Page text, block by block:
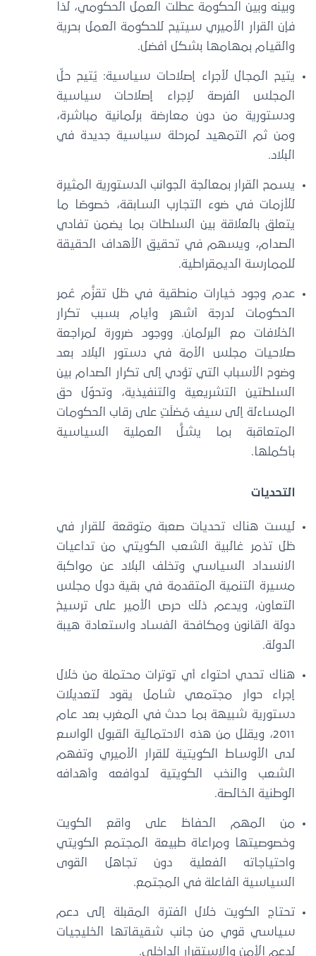
وبينه وبين الحكومة عطلت العمل الحكومي، لذا
فإن القرار الأميري سيتيح للحكومة العمل بحرية
والقيام بمهامها بشكل أفضل.
يتيح المجال لأجراء إصلاحات سياسية: يُتيح حلّ
المجلس الفرصة لإجراء إصلاحات سياسية
ودستورية من دون معارضة برلمانية مباشرة،
ومن ثم التمهيد لمرحلة سياسية جديدة في
البلاد.
يسمح القرار بمعالجة الجوانب الدستورية المثيرة
للأزمات في ضوء التجارب السابقة، خصوصًا ما
يتعلق بالعلاقة بين السلطات بما يضمن تفادي
الصدام، ويسهم في تحقيق الأهداف الحقيقة
للممارسة الديمقراطية.
عدم وجود خيارات منطقية في ظل تقزُّم عُمر
الحكومات لدرجة أشهر وأيام بسبب تكرار
الخلافات مع البرلمان. ووجود ضرورة لمراجعة
صلاحيات مجلس الأمة في دستور البلاد بعد
وضوح الأسباب التي تؤدي إلى تكرار الصدام بين
السلطتين التشريعية والتنفيذية، وتحوّل حق
المساءلة إلى سيف مُصْلَتٍ على رقاب الحكومات
المتعاقبة بما يشلُّ العملية السياسية
بأكملها.
التحديات
ليست هناك تحديات صعبة متوقعة للقرار في
ظل تذمر غالبية الشعب الكويتي من تداعيات
الانسداد السياسي وتخلف البلاد عن مواكبة
مسيرة التنمية المتقدمة في بقية دول مجلس
التعاون، ويدعم ذلك حرص الأمير على ترسيخ
دولة القانون ومكافحة الفساد واستعادة هيبة
الدولة.
هناك تحدي احتواء أي توترات محتملة من خلال
إجراء حوار مجتمعي شامل يقود لتعديلات
دستورية شبيهة بما حدث في المغرب بعد عام
2011، ويقلل من هذه الاحتمالية القبول الواسع
لدى الأوساط الكويتية للقرار الأميري وتفهم
الشعب والنخب الكويتية لدوافعه وأهدافه
الوطنية الخالصة.
من المهم الحفاظ على واقع الكويت
وخصوصيتها ومراعاة طبيعة المجتمع الكويتي
واحتياجاته الفعلية دون تجاهل القوى
السياسية الفاعلة في المجتمع.
تحتاج الكويت خلال الفترة المقبلة إلى دعم
سياسي قوي من جانب شقيقاتها الخليجيات
لدعم الأمن والاستقرار الداخلي.